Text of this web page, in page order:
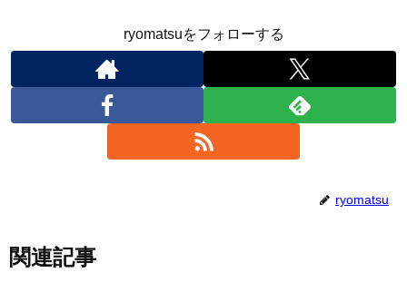
ryomatsuをフォローする
ryomatsu
関連記事